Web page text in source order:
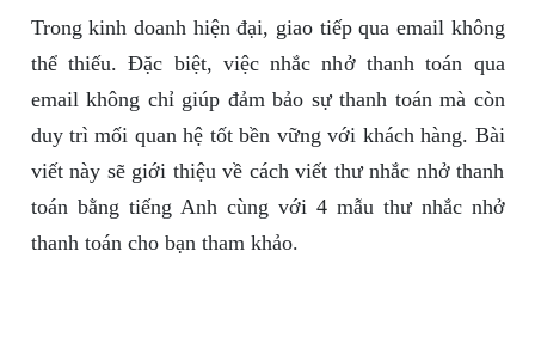
Trong kinh doanh hiện đại, giao tiếp qua email không
thể thiếu. Đặc biệt, việc nhắc nhở thanh toán qua
email không chỉ giúp đảm bảo sự thanh toán mà còn
duy trì mối quan hệ tốt bền vững với khách hàng. Bài
viết này sẽ giới thiệu về cách viết thư nhắc nhở thanh
toán bằng tiếng Anh cùng với 4 mẫu thư nhắc nhở
thanh toán cho bạn tham khảo.